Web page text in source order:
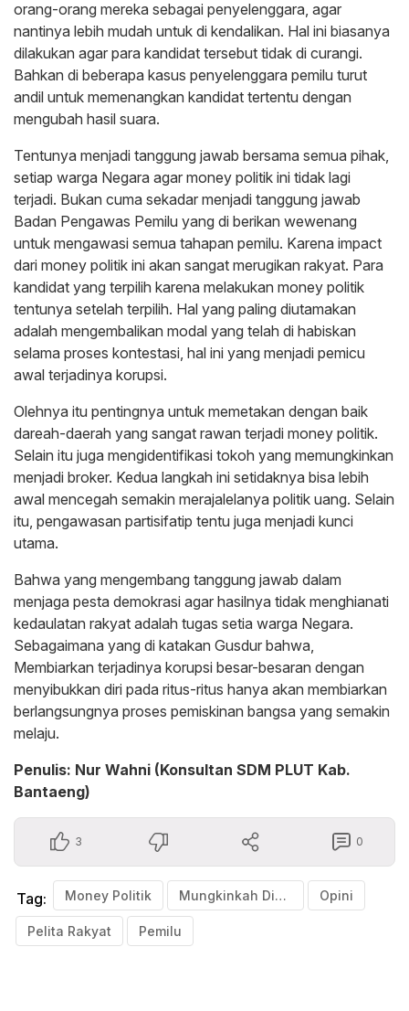
orang-orang mereka sebagai penyelenggara, agar
nantinya lebih mudah untuk di kendalikan. Hal ini biasanya
dilakukan agar para kandidat tersebut tidak di curangi.
Bahkan di beberapa kasus penyelenggara pemilu turut
andil untuk memenangkan kandidat tertentu dengan
mengubah hasil suara.
Tentunya menjadi tanggung jawab bersama semua pihak,
setiap warga Negara agar money politik ini tidak lagi
terjadi. Bukan cuma sekadar menjadi tanggung jawab
Badan Pengawas Pemilu yang di berikan wewenang
untuk mengawasi semua tahapan pemilu. Karena impact
dari money politik ini akan sangat merugikan rakyat. Para
kandidat yang terpilih karena melakukan money politik
tentunya setelah terpilih. Hal yang paling diutamakan
adalah mengembalikan modal yang telah di habiskan
selama proses kontestasi, hal ini yang menjadi pemicu
awal terjadinya korupsi.
Olehnya itu pentingnya untuk memetakan dengan baik
dareah-daerah yang sangat rawan terjadi money politik.
Selain itu juga mengidentifikasi tokoh yang memungkinkan
menjadi broker. Kedua langkah ini setidaknya bisa lebih
awal mencegah semakin merajalelanya politik uang. Selain
itu, pengawasan partisifatip tentu juga menjadi kunci
utama.
Bahwa yang mengembang tanggung jawab dalam
menjaga pesta demokrasi agar hasilnya tidak menghianati
kedaulatan rakyat adalah tugas setia warga Negara.
Sebagaimana yang di katakan Gusdur bahwa,
Membiarkan terjadinya korupsi besar-besaran dengan
menyibukkan diri pada ritus-ritus hanya akan membiarkan
berlangsungnya proses pemiskinan bangsa yang semakin
melaju.
Penulis: Nur Wahni (Konsultan SDM PLUT Kab.
Bantaeng)
3 0
Tag: Money Politik Mungkinkah Dicegah Opini
Pelita Rakyat Pemilu